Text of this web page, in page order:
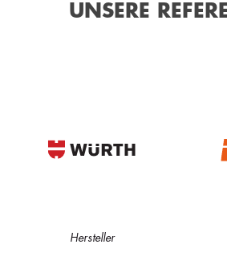
UNSERE
Hersteller